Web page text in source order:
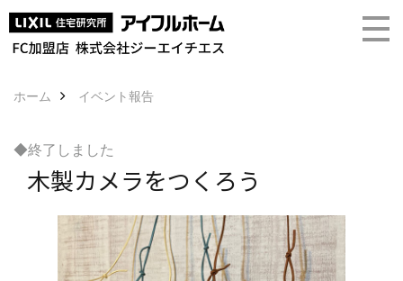
ホーム イベント報告
◆終了しました
木製カメラをつくろう